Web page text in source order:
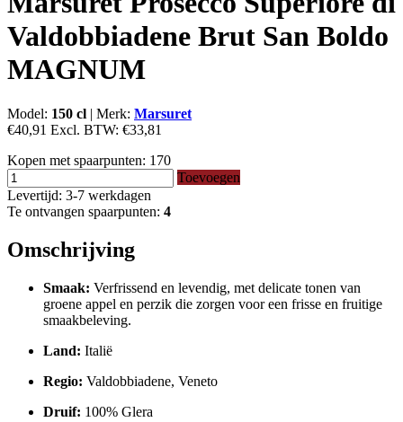
Valdobbiadene Brut San Boldo
MAGNUM
Model: 150 cl | Merk: Marsuret
€40,91 Excl. BTW: €33,81
Kopen met spaarpunten: 170
Toevoegen
Levertijd: 3-7 werkdagen
Te ontvangen spaarpunten: 4
Omschrijving
Smaak: Verfrissend en levendig, met delicate tonen van
groene appel en perzik die zorgen voor een frisse en fruitige
smaakbeleving.
Land: Italië
Regio: Valdobbiadene, Veneto
Druif: 100% Glera